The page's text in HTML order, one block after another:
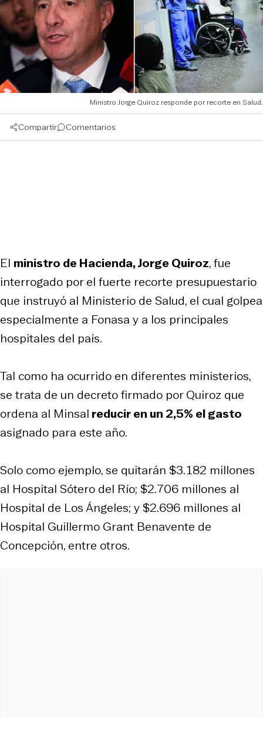
Ministro Jorge Quiroz responde por recorte en Salud.
Compartir Comentarios
El ministro de Hacienda, Jorge Quiroz, fue
interrogado por el fuerte recorte presupuestario
que instruyó al Ministerio de Salud, el cual golpea
especialmente a Fonasa y a los principales
hospitales del país.
Tal como ha ocurrido en diferentes ministerios,
se trata de un decreto firmado por Quiroz que
ordena al Minsal reducir en un 2,5% el gasto
asignado para este año.
Solo como ejemplo, se quitarán $3.182 millones
al Hospital Sótero del Río; $2.706 millones al
Hospital de Los Ángeles; y $2.696 millones al
Hospital Guillermo Grant Benavente de
Concepción, entre otros.